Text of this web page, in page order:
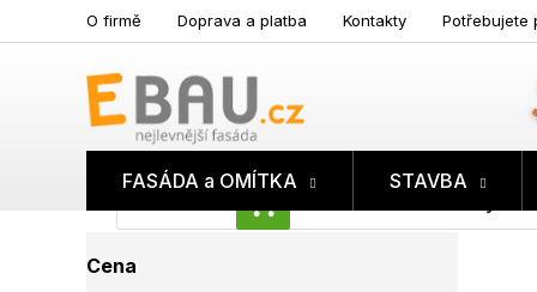
na
O firmě Doprava a platba Kontakty Potřebujete
NÁKUPNÍ
FASÁDA a OMÍTKA STAVBA
o
Cena